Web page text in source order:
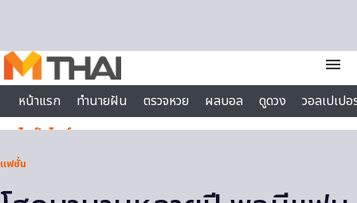
menu
หน้าแรก
ทำนายฝัน ตรวจหวย ผลบอล ดูดวง
วอลเปเป
ไลฟ์สไตล์
แฟชั่น